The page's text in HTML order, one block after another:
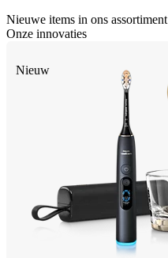
Nieuwe items in ons assortiment
Onze innovaties
Nieuw